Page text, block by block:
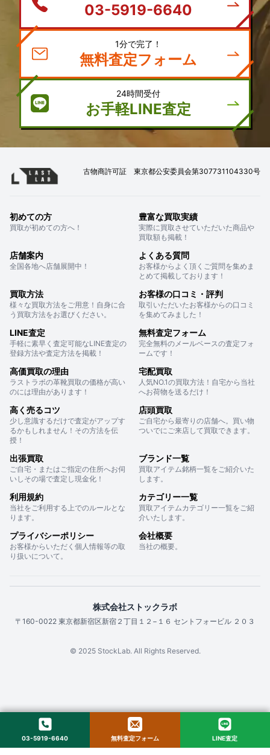
03-5919-6640
1分で完了！
無料査定フォーム
24時間受付
お手軽LINE査定
古物商許可証 東京都公安委員会第307731104330号
初めての方
買取が初めての方へ！
豊富な買取実績
実際に買取させていただいた商品や
買取額も掲載！
店舗案内
全国各地へ店舗展開中！
よくある質問
お客様からよく頂くご質問を集めま
とめて掲載しております！
買取方法
様々な買取方法をご用意！自身に合
う買取方法をお選びください。
お客様の口コミ・評判
取引いただいたお客様からの口コミ
を集めてみました！
LINE査定
手軽に素早く査定可能なLINE査定の
登録方法や査定方法を掲載！
無料査定フォーム
完全無料のメールベースの査定フォ
ームです！
高価買取の理由
ラストラボの革靴買取の価格が高い
のには理由があります！
宅配買取
人気NO.1の買取方法！自宅から当社
へお荷物を送るだけ！
高く売るコツ
少し意識するだけで査定がアップす
るかもしれません！その方法を伝
授！
店頭買取
ご自宅から最寄りの店舗へ。買い物
ついでにご来店して買取できます。
出張買取
ご自宅・またはご指定の住所へお伺
いしその場で査定し現金化！
ブランド一覧
買取アイテム銘柄一覧をご紹介いた
します。
利用規約
当社をご利用する上でのルールとな
ります。
カテゴリー一覧
買取アイテムカテゴリー一覧をご紹
介いたします。
プライバシーポリシー
お客様からいただく個人情報等の取
り扱いについて。
会社概要
当社の概要。
株式会社ストックラボ
〒160-0022 東京都新宿区新宿２丁目１２−１６ セントフォービル ２０３
© 2025 StockLab. All Rights Reserved.
03-5919-6640 無料査定フォーム LINE査定